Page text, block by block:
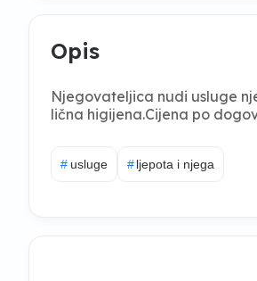
Opis
Njegovateljica nudi usluge
lična higijena.Cijena po
# usluge # ljepota i njega